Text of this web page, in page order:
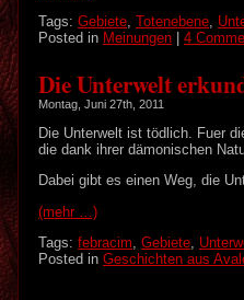
Tags:Gebiete,Totenebene,
Posted in Meinungen |4
Die Unterwelt
Montag, Juni 27th, 2011
Die Unterwelt ist tödlich. Fuer
die dank ihrer dämonischen
Dabei gibt es einen Weg, die
(mehr …)
Tags:febracim ,Gebiete
Posted inGeschichten aus